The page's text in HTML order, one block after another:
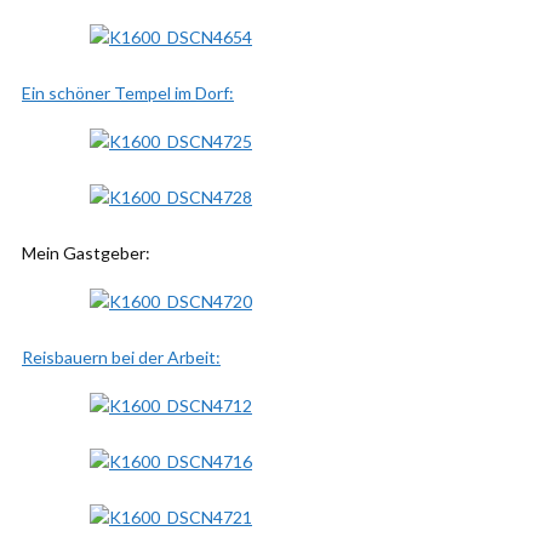
Ein schöner Tempel im Dorf:
Mein Gastgeber:
Reisbauern bei der Arbeit: